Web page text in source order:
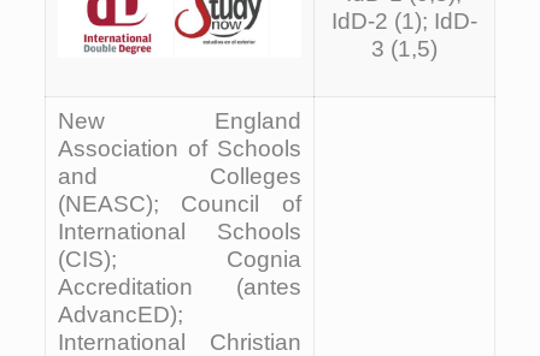
IdD-2 (1); IdD-
3 (1,5)
New England
Association of Schools
and Colleges
(NEASC); Council of
International Schools
(CIS); Cognia
Accreditation (antes
AdvancED);
International Christian